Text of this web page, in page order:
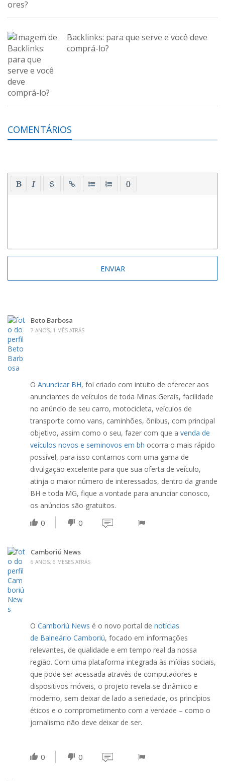
Backlinks: para que serve e você deve
comprá-lo?
COMENTÁRIOS
{}
Beto Barbosa
7 ANOS, 1 MÊS ATRÁS
O Anuncicar BH, foi criado com intuito de oferecer aos
anunciantes de veículos de toda Minas Gerais, facilidade
no anúncio de seu carro, motocicleta, veículos de
transporte como vans, caminhões, ônibus, com principal
objetivo, assim como o seu, fazer com que a venda de
veículos novos e seminovos em bh ocorra o mais rápido
possível, para isso contamos com uma gama de
divulgação excelente para que sua oferta de veículo,
atinja o maior número de interessados, dentro da grande
BH e toda MG, fique a vontade para anunciar conosco,
os anúncios são gratuitos.
0 0
Camboriú News
6 ANOS, 6 MESES ATRÁS
O Camboriú News é o novo portal de notícias
de Balneário Camboriú, focado em informações
relevantes, de qualidade e em tempo real da nossa
região. Com uma plataforma integrada às mídias sociais,
que pode ser acessada através de computadores e
dispositivos móveis, o projeto revela-se dinâmico e
moderno, sem deixar de lado a seriedade, os princípios
éticos e o comprometimento com a verdade – como o
jornalismo não deve deixar de ser.
0 0